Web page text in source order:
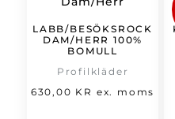
LABB/BESÖKSROCK
DAM/HERR 100%
BOMULL
Profilkläder
630,00 KR ex. moms